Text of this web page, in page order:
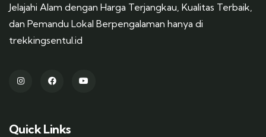
Jelajahi Alam dengan Harga Terjangkau, Kualitas Terbaik,
dan Pemandu Lokal Berpengalaman hanya di
trekkingsentul.id
Quick Links